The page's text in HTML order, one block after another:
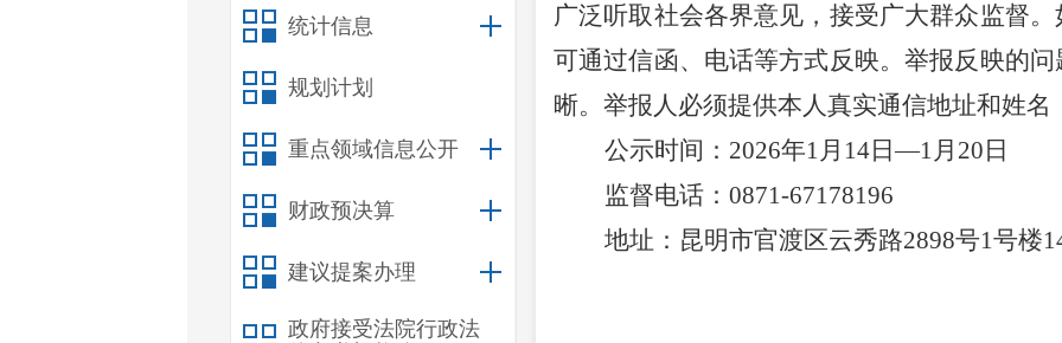
统计信息
规划计划
重点领域信息公开
财政预决算
建议提案办理
政府接受法院行政法
广泛听取社会各界意见，接受广大群众监督。
可通过信函、电话等方式反映。举报反映的
晰。举报人必须提供本人真实通信地址和姓名
公示时间： 2026年1月 14日—1月 20 日
监督电话： 0871-67178196
地址： 昆明市官渡区云秀路2898号1号楼